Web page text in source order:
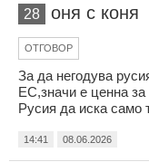
28 оня с коня
ОТГОВОР
За да негодува
ЕС,значи е ценна
Русия да иска
14:41 08.06.2026